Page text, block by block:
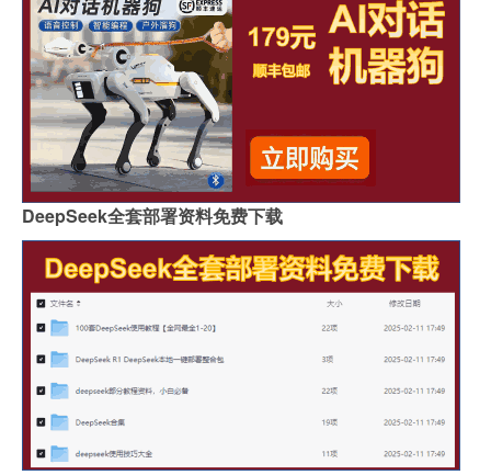
DeepSeek全套部署资料免费下载